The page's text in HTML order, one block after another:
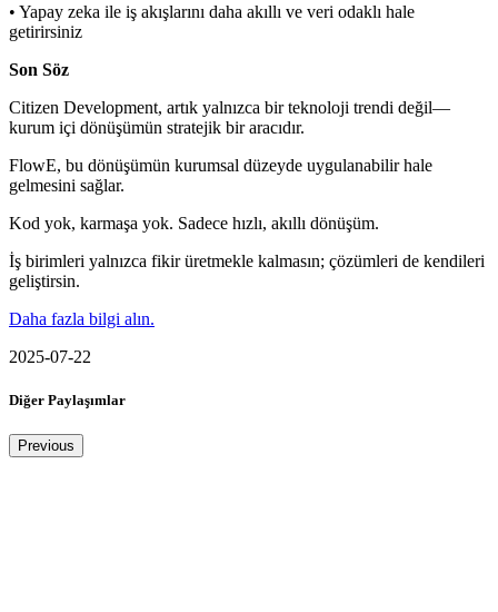
• Yapay zeka ile iş akışlarını daha akıllı ve veri odaklı hale
getirirsiniz
Son Söz
Citizen Development, artık yalnızca bir teknoloji trendi değil—
kurum içi dönüşümün stratejik bir aracıdır.
FlowE, bu dönüşümün kurumsal düzeyde uygulanabilir hale
gelmesini sağlar.
Kod yok, karmaşa yok. Sadece hızlı, akıllı dönüşüm.
İş birimleri yalnızca fikir üretmekle kalmasın; çözümleri de kendileri
geliştirsin.
Daha fazla bilgi alın.
2025-07-22
Diğer Paylaşımlar
Previous